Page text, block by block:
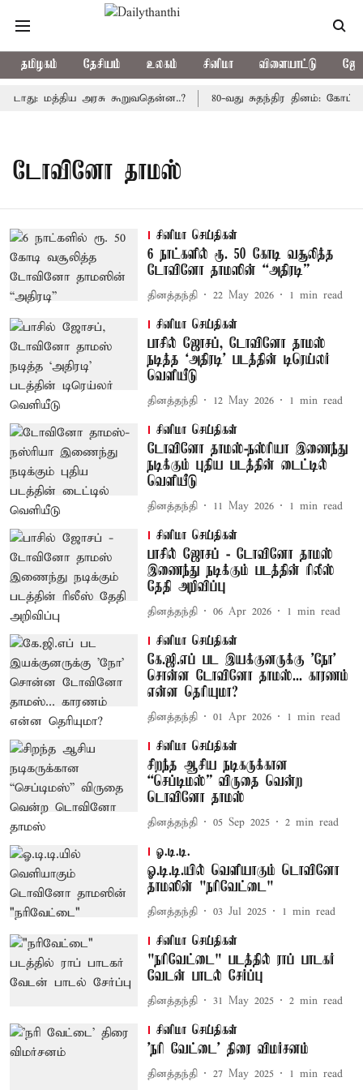
தமிழகம் தேசியம் உலகம் சினிமா விளையாட்டு
மத்திய அரசு கூறுவதென்ன..? 80-வது சுதந்திர தினம்:
டோவினோ தாமஸ்
சினிமா செய்திகள்
6 நாட்களில் ரூ. 50 கோடி வசூலித்த
டோவினோ தாமஸின் “அதிரடி”
தினத்தந்தி 22 May 2026 1 min read
சினிமா செய்திகள்
பாசில் ஜோசப், டோவினோ தாமஸ்
நடித்த ‘அதிரடி’ படத்தின் டிரெய்லர்
வெளியீடு
தினத்தந்தி 12 May 2026 1 min read
சினிமா செய்திகள்
டோவினோ தாமஸ்-நஸ்ரியா இணைந்து
நடிக்கும் புதிய படத்தின் டைட்டில்
வெளியீடு
தினத்தந்தி 11 May 2026 1 min read
சினிமா செய்திகள்
பாசில் ஜோசப் - டோவினோ தாமஸ்
இணைந்து நடிக்கும் படத்தின் ரிலீஸ்
தேதி அறிவிப்பு
தினத்தந்தி 06 Apr 2026 1 min read
சினிமா செய்திகள்
கே.ஜி.எப் பட இயக்குனருக்கு ’நோ’
சொன்ன டோவினோ தாமஸ்... காரணம்
என்ன தெரியுமா?
தினத்தந்தி 01 Apr 2026 1 min read
சினிமா செய்திகள்
சிறந்த ஆசிய நடிகருக்கான
“செப்டிமஸ்” விருதை வென்ற
டொவினோ தாமஸ்
தினத்தந்தி 05 Sep 2025 2 min read
ஓ.டி.டி.
ஓ.டி.டி.யில் வெளியாகும் டொவினோ
தாமஸின் "நரிவேட்டை"
தினத்தந்தி 03 Jul 2025 1 min read
சினிமா செய்திகள்
"நரிவேட்டை" படத்தில் ராப் பாடகர்
வேடன் பாடல் சேர்ப்பு
தினத்தந்தி 31 May 2025 2 min read
சினிமா செய்திகள்
'நரி வேட்டை' திரை விமர்சனம்
தினத்தந்தி 27 May 2025 1 min read